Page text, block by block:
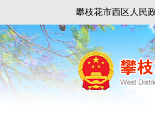
攀枝花市西区人民